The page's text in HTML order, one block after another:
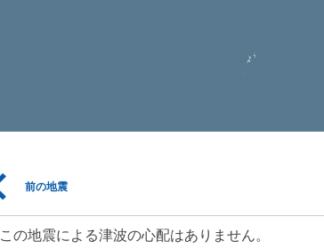
前の地震
この地震による津波の心配はありません。